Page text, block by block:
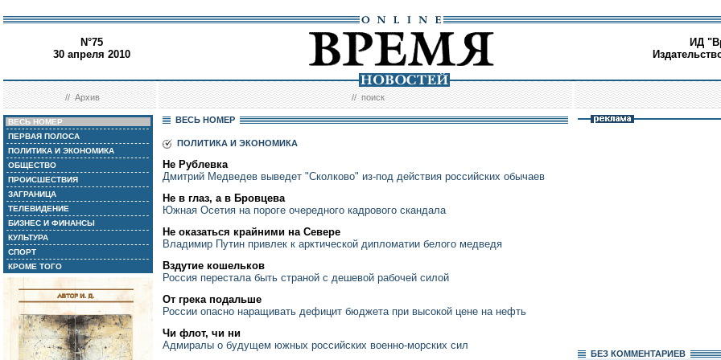
N°75
30 апреля 2010
ИД
//Архив //поиск
ВЕСЬ НОМЕР
ПЕРВАЯ ПОЛОСА
ПОЛИТИКА И ЭКОНОМИКА
ОБЩЕСТВО
ПРОИСШЕСТВИЯ
ЗАГРАНИЦА
ТЕЛЕВИДЕНИЕ
БИЗНЕС И ФИНАНСЫ
КУЛЬТУРА
СПОРТ
КРОМЕ ТОГО
ВЕСЬ НОМЕР
ПОЛИТИКА И ЭКОНОМИКА
Не Рублевка
Дмитрий Медведев выведет "Сколково" из-под действия российских обычаев
Не в глаз, а в Бровцева
Южная Осетия на пороге очередного кадрового скандала
Не оказаться крайними на Севере
Владимир Путин привлек к арктической дипломатии белого медведя
Вздутие кошельков
Россия перестала быть страной с дешевой рабочей силой
От грека подальше
России опасно наращивать дефицит бюджета при высокой цене на нефть
Чи флот, чи ни
Адмиралы о будущем южных российских военно-морских сил
БЕЗ КОМMЕНТАРИЕВ